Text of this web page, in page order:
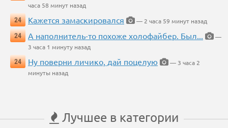
часа 58 минут назад
24
Кажется замаскировался
— 2 часа 59 минут назад
24
А наполнитель-то похоже холофайбер. Был...
—
3 часа 1 минуту назад
24
Ну поверни личико, дай поцелую
— 3 часа 2
минуты назад
Лучшее в категории